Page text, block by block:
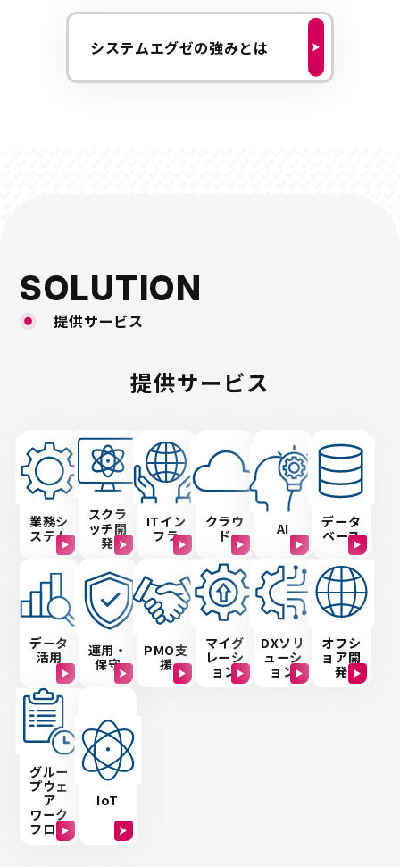
システムエグゼの強みとは
SOLUTION
提供サービス
提供サービス
業務シ
ステム
スクラ
ッチ開
発
ITイン
フラ
クラウ
ド
AI
データ
ベース
データ
活用
運用・
保守
PMO支
援
マイグ
レーシ
ョン
DXソリ
ューシ
ョン
オフシ
ョア開
発
グルー
プウェ
ア
ワーク
フロー
IoT